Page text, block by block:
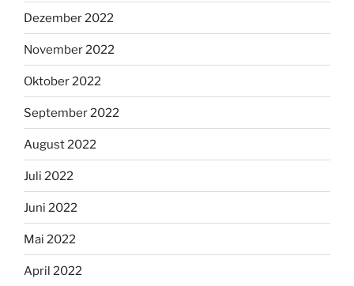
Dezember 2022
November 2022
Oktober 2022
September 2022
August 2022
Juli 2022
Juni 2022
Mai 2022
April 2022